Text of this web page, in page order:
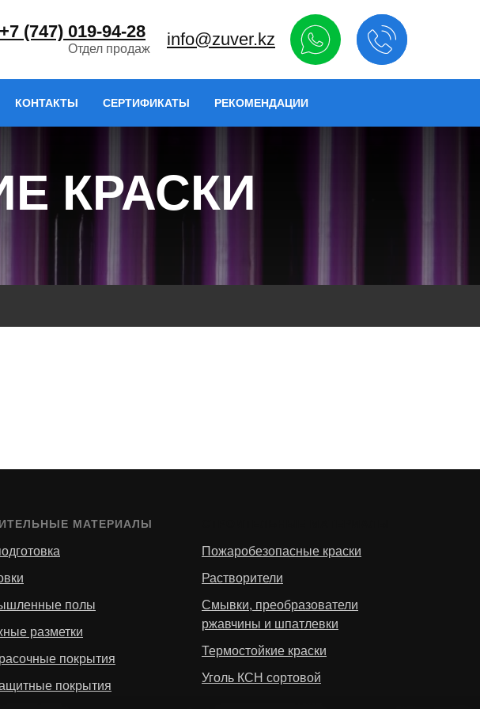
info@zuver.kz
+7 (747) 019-94-28
Отдел продаж
КОНТАКТЫ СЕРТИФИКАТЫ РЕКОМЕНДАЦИИ
КРАСКИ
МАТЕРИАЛЫ
полы
разметки
покрытия
покрытия
Пожаробезопасные краски
Растворители
Смывки, преобразователи
ржавчины и шпатлевки
Термостойкие краски
Уголь КСН сортовой